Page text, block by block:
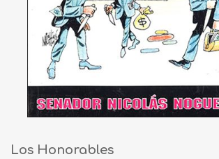
Los Honorables